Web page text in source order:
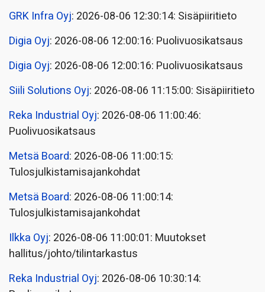
GRK Infra Oyj: 2026-08-06 12:30:14: Sisäpiiritieto
Digia Oyj: 2026-08-06 12:00:16: Puolivuosikatsaus
Digia Oyj: 2026-08-06 12:00:16: Puolivuosikatsaus
Siili Solutions Oyj: 2026-08-06 11:15:00: Sisäpiiritieto
Reka Industrial Oyj: 2026-08-06 11:00:46:
Puolivuosikatsaus
Metsä Board: 2026-08-06 11:00:15:
Tulosjulkistamisajankohdat
Metsä Board: 2026-08-06 11:00:14:
Tulosjulkistamisajankohdat
Ilkka Oyj: 2026-08-06 11:00:01: Muutokset
hallitus/johto/tilintarkastus
Reka Industrial Oyj: 2026-08-06 10:30:14: